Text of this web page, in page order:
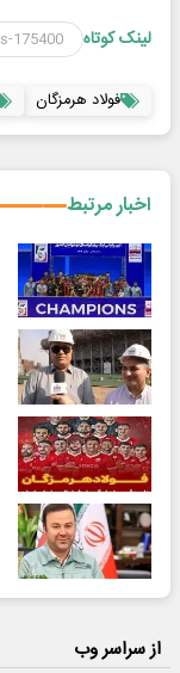
لینک کوتاه
فولاد هرمزگان
اخبار مرتبط
از سراسر وب